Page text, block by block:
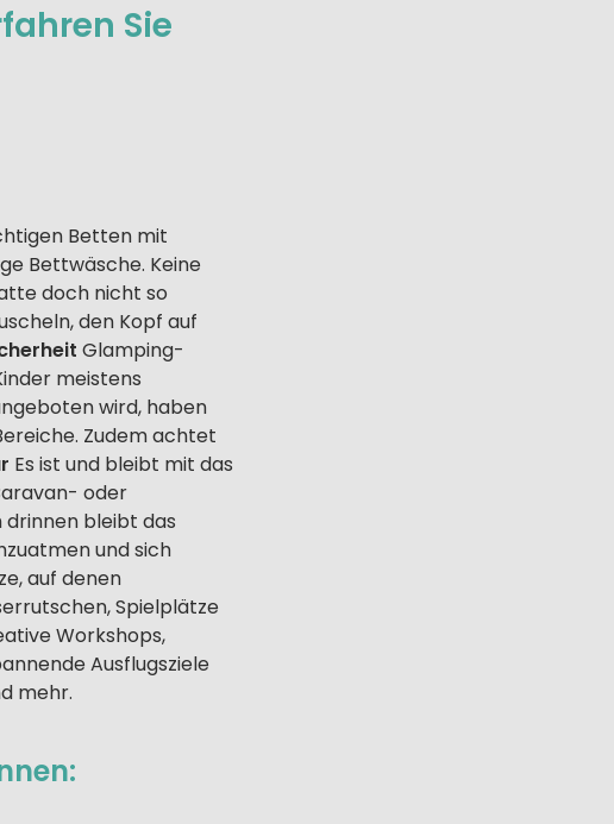
Sie
Betten mit
Bettwäsche. Keine
doch nicht so
den Kopf auf
Glamping-
meistens
wird, haben
Zudem achtet
Es ist und bleibt mit das
oder
drinnen bleibt das
und sich
auf denen
Spielplätze
Workshops,
Ausflugsziele
mehr.